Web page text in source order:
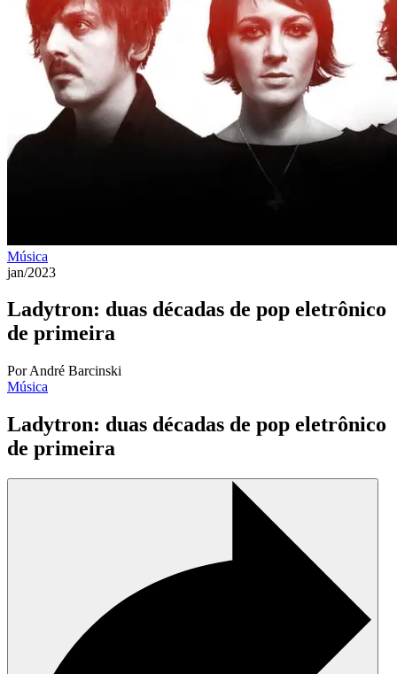
Música
jan/2023
Ladytron: duas décadas de pop eletrônico
de primeira
Por André Barcinski
Música
Ladytron: duas décadas de pop eletrônico
de primeira